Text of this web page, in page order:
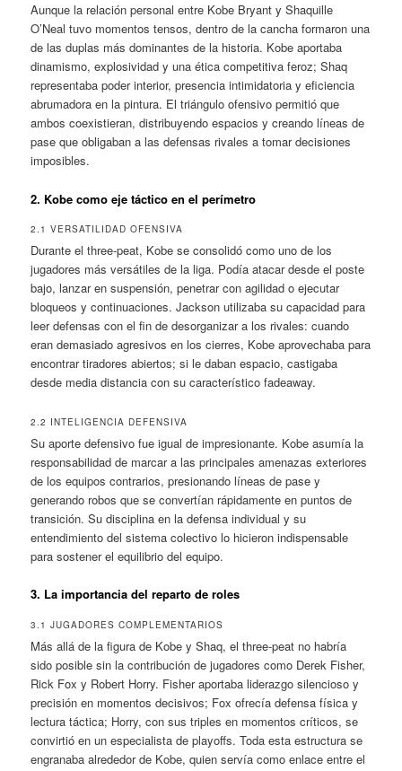
Aunque la relación personal entre Kobe Bryant y Shaquille
O’Neal tuvo momentos tensos, dentro de la cancha formaron una
de las duplas más dominantes de la historia. Kobe aportaba
dinamismo, explosividad y una ética competitiva feroz; Shaq
representaba poder interior, presencia intimidatoria y eficiencia
abrumadora en la pintura. El triángulo ofensivo permitió que
ambos coexistieran, distribuyendo espacios y creando líneas de
pase que obligaban a las defensas rivales a tomar decisiones
imposibles.
2. Kobe como eje táctico en el perímetro
2.1 VERSATILIDAD OFENSIVA
Durante el three-peat, Kobe se consolidó como uno de los
jugadores más versátiles de la liga. Podía atacar desde el poste
bajo, lanzar en suspensión, penetrar con agilidad o ejecutar
bloqueos y continuaciones. Jackson utilizaba su capacidad para
leer defensas con el fin de desorganizar a los rivales: cuando
eran demasiado agresivos en los cierres, Kobe aprovechaba para
encontrar tiradores abiertos; si le daban espacio, castigaba
desde media distancia con su característico fadeaway.
2.2 INTELIGENCIA DEFENSIVA
Su aporte defensivo fue igual de impresionante. Kobe asumía la
responsabilidad de marcar a las principales amenazas exteriores
de los equipos contrarios, presionando líneas de pase y
generando robos que se convertían rápidamente en puntos de
transición. Su disciplina en la defensa individual y su
entendimiento del sistema colectivo lo hicieron indispensable
para sostener el equilibrio del equipo.
3. La importancia del reparto de roles
3.1 JUGADORES COMPLEMENTARIOS
Más allá de la figura de Kobe y Shaq, el three-peat no habría
sido posible sin la contribución de jugadores como Derek Fisher,
Rick Fox y Robert Horry. Fisher aportaba liderazgo silencioso y
precisión en momentos decisivos; Fox ofrecía defensa física y
lectura táctica; Horry, con sus triples en momentos críticos, se
convirtió en un especialista de playoffs. Toda esta estructura se
engranaba alrededor de Kobe, quien servía como enlace entre el